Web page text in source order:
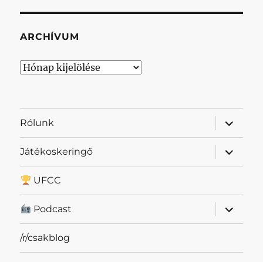
ARCHÍVUM
Archívum
Rólunk
almenü
Játékoskeringő
almenü
UFCC
Podcast
almenü
/r/csakblog